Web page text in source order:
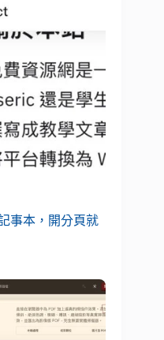
事本，開分頁就